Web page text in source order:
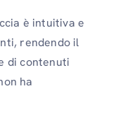
è intuitiva e
rendendo il
di contenuti
ha